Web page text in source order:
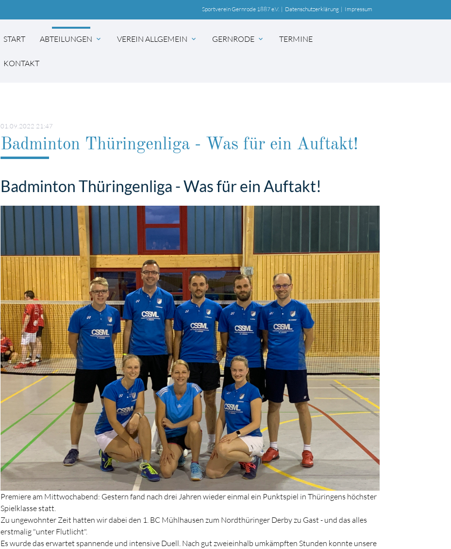
Sportverein Gernrode 1887 e.V. | Datenschutzerklärung | Impressum
START ABTEILUNGEN expand_more VEREIN ALLGEMEIN expand_more GERNRODE expand_more TERMINE
KONTAKT
01.09.2022 21:47
Badminton Thüringenliga - Was für ein Auftakt!
Badminton Thüringenliga - Was für ein Auftakt!
Premiere am Mittwochabend: Gestern fand nach drei Jahren wieder einmal ein Punktspiel in Thüringens höchster
Spielklasse statt.
Zu ungewohnter Zeit hatten wir dabei den 1. BC Mühlhausen zum Nordthüringer Derby zu Gast - und das alles
erstmalig "unter Flutlicht".
Es wurde das erwartet spannende und intensive Duell. Nach gut zweieinhalb umkämpften Stunden konnte unsere